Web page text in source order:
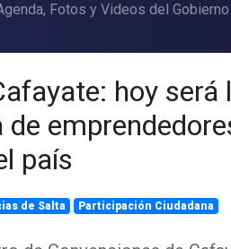
Fotos y Videos del
hoy será
país
de Salta
Participación Ciudadana